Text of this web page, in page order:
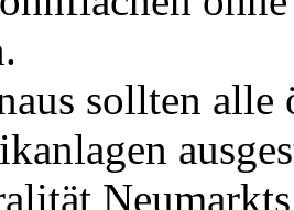
sollten